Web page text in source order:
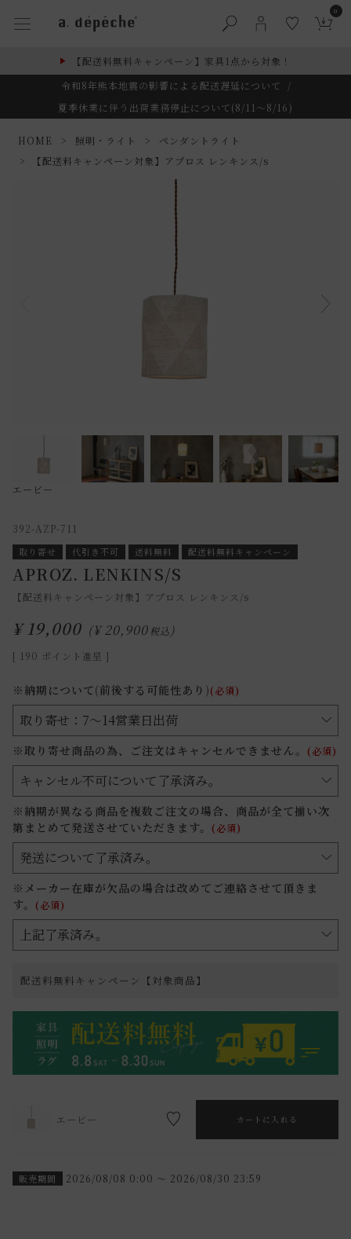
0
【配送料無料キャンペーン】家具1点から対象！
令和8年熊本地震の影響による配送遅延について
/
夏季休業に伴う出荷業務停止について(8/11～8/16)
HOME 照明・ライト
ペンダントライト
【配送料キャンペーン対象】アプロス レンキンス/s
エービー
392-AZP-711
取り寄せ 代引き不可 送料無料 配送料無料キャンペーン
APROZ. LENKINS/S
【配送料キャンペーン対象】アプロス レンキンス/s
¥ 19,000 ¥ 20,900税込
[ 190 ポイント進呈 ]
※納期について(前後する可能性あり)(必須)
※取り寄せ商品の為、ご注文はキャンセルできません。 (必須)
※納期が異なる商品を複数ご注文の場合、商品が全て揃い次
第まとめて発送させていただきます。
(必須)
※メーカー在庫が欠品の場合は改めてご連絡させて頂きま
す。
(必須)
配送料無料キャンペーン【対象商品】
エービー カートに入れる
販売期間 2026/08/08 0:00 〜 2026/08/30 23:59